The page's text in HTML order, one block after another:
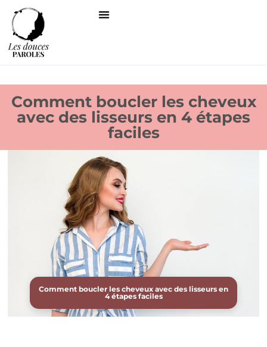
Comment boucler les cheveux
avec des lisseurs en 4 étapes
faciles
Comment boucler les cheveux avec des lisseurs en
4 étapes faciles